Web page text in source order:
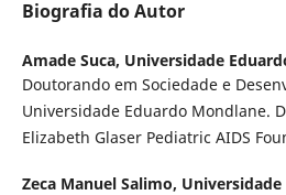
Biografia do Autor
Amade Suca, Universidade
Doutorando em Sociedade e
Universidade Eduardo Mondlane.
Elizabeth Glaser Pediatric AIDS
Zeca Manuel Salimo,